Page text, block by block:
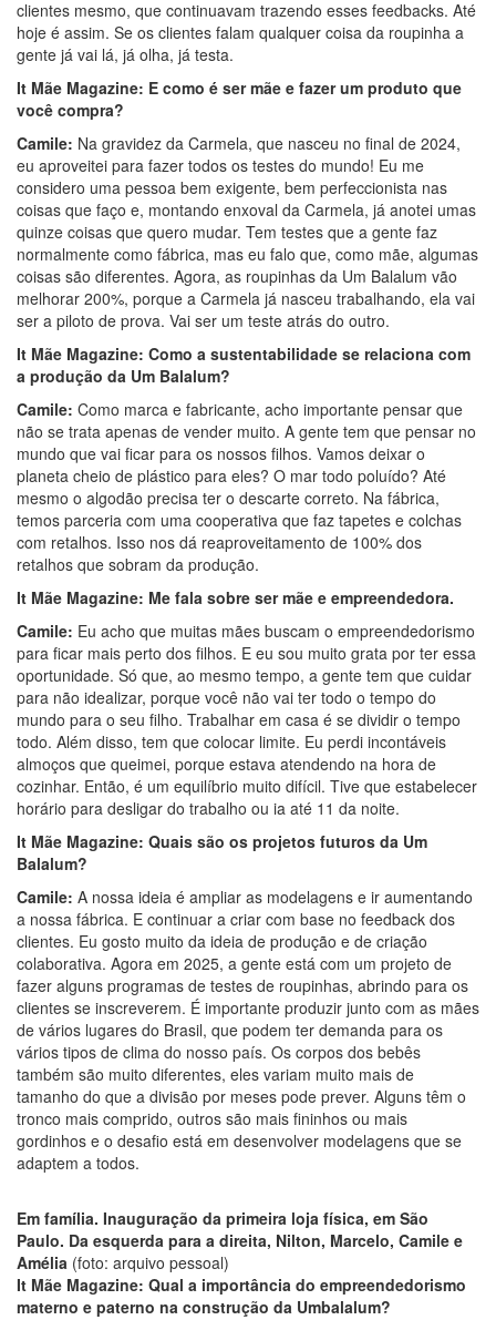
clientes mesmo, que continuavam trazendo esses feedbacks. Até
hoje é assim. Se os clientes falam qualquer coisa da roupinha a
gente já vai lá, já olha, já testa.
It Mãe Magazine: E como é ser mãe e fazer um produto que
você compra?
Camile: Na gravidez da Carmela, que nasceu no final de 2024,
eu aproveitei para fazer todos os testes do mundo! Eu me
considero uma pessoa bem exigente, bem perfeccionista nas
coisas que faço e, montando enxoval da Carmela, já anotei umas
quinze coisas que quero mudar. Tem testes que a gente faz
normalmente como fábrica, mas eu falo que, como mãe, algumas
coisas são diferentes. Agora, as roupinhas da Um Balalum vão
melhorar 200%, porque a Carmela já nasceu trabalhando, ela vai
ser a piloto de prova. Vai ser um teste atrás do outro.
It Mãe Magazine: Como a sustentabilidade se relaciona com
a produção da Um Balalum?
Camile: Como marca e fabricante, acho importante pensar que
não se trata apenas de vender muito. A gente tem que pensar no
mundo que vai ficar para os nossos filhos. Vamos deixar o
planeta cheio de plástico para eles? O mar todo poluído? Até
mesmo o algodão precisa ter o descarte correto. Na fábrica,
temos parceria com uma cooperativa que faz tapetes e colchas
com retalhos. Isso nos dá reaproveitamento de 100% dos
retalhos que sobram da produção.
It Mãe Magazine: Me fala sobre ser mãe e empreendedora.
Camile: Eu acho que muitas mães buscam o empreendedorismo
para ficar mais perto dos filhos. E eu sou muito grata por ter essa
oportunidade. Só que, ao mesmo tempo, a gente tem que cuidar
para não idealizar, porque você não vai ter todo o tempo do
mundo para o seu filho. Trabalhar em casa é se dividir o tempo
todo. Além disso, tem que colocar limite. Eu perdi incontáveis
almoços que queimei, porque estava atendendo na hora de
cozinhar. Então, é um equilíbrio muito difícil. Tive que estabelecer
horário para desligar do trabalho ou ia até 11 da noite.
It Mãe Magazine: Quais são os projetos futuros da Um
Balalum?
Camile: A nossa ideia é ampliar as modelagens e ir aumentando
a nossa fábrica. E continuar a criar com base no feedback dos
clientes. Eu gosto muito da ideia de produção e de criação
colaborativa. Agora em 2025, a gente está com um projeto de
fazer alguns programas de testes de roupinhas, abrindo para os
clientes se inscreverem. É importante produzir junto com as mães
de vários lugares do Brasil, que podem ter demanda para os
vários tipos de clima do nosso país. Os corpos dos bebês
também são muito diferentes, eles variam muito mais de
tamanho do que a divisão por meses pode prever. Alguns têm o
tronco mais comprido, outros são mais fininhos ou mais
gordinhos e o desafio está em desenvolver modelagens que se
adaptem a todos.
Em família. Inauguração da primeira loja física, em São
Paulo. Da esquerda para a direita, Nilton, Marcelo, Camile e
Amélia (foto: arquivo pessoal)
It Mãe Magazine: Qual a importância do empreendedorismo
materno e paterno na construção da Umbalalum?